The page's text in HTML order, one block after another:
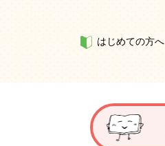
はじめての方へ